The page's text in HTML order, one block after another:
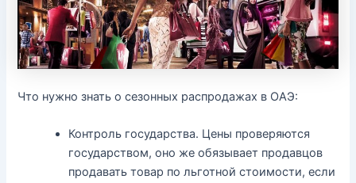
Что нужно знать о сезонных распродажах в ОАЭ:
Контроль государства. Цены проверяются
государством, оно же обязывает продавцов
продавать товар по льготной стоимости, если